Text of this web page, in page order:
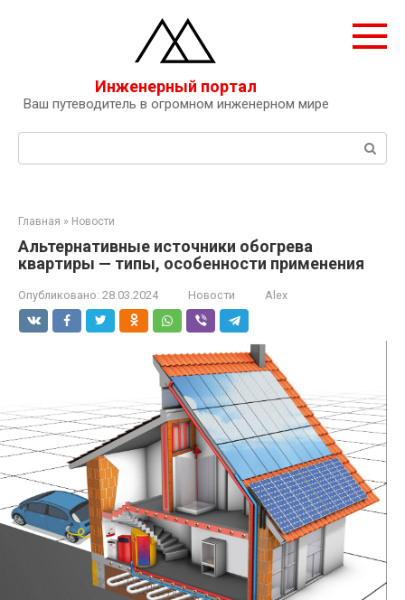
Инженерный портал
Ваш путеводитель в огромном инженерном мире
Поиск:
Главная » Новости
Альтернативные источники обогрева
квартиры — типы, особенности применения
Опубликовано: 28.03.2024 Новости Alex